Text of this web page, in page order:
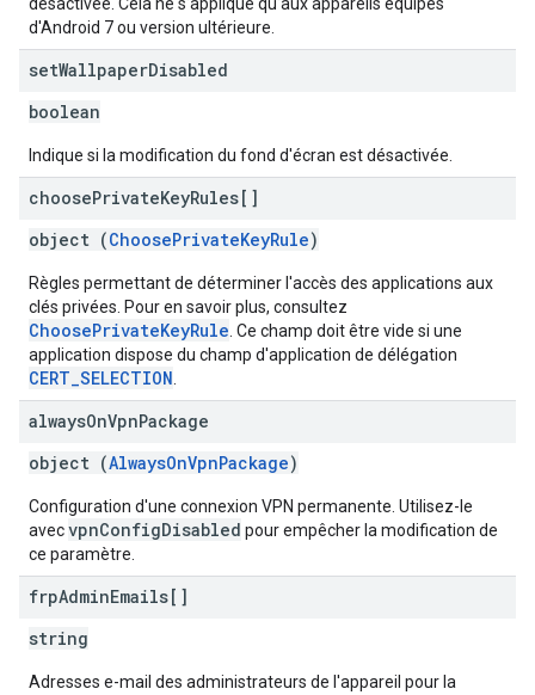
d'Android 7 ou version ultérieure.
setWallpaperDisabled
boolean
Indique si la modification du fond d'écran est désactivée.
choosePrivateKeyRules[]
object (ChoosePrivateKeyRule)
Règles permettant de déterminer l'accès des applications aux
clés privées. Pour en savoir plus, consultez
ChoosePrivateKeyRule . Ce champ doit être vide si une
application dispose du champ d'application de délégation
CERT_SELECTION
alwaysOnVpnPackage
object (AlwaysOnVpnPackage)
Configuration d'une connexion VPN permanente. Utilisez-le
avecvpnConfigDisabled pour empêcher la modification de
ce paramètre.
frpAdminEmails[]
string
Adresses e-mail des administrateurs de l'appareil pour la